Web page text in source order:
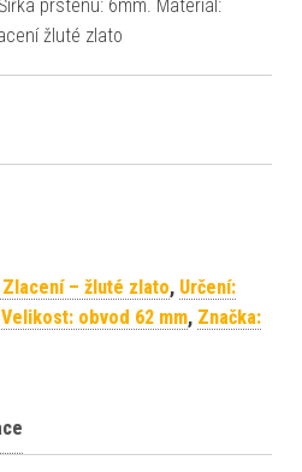
prstenu: 6mm. Materiál:
žluté zlato
– žluté zlato, Určení:
Velikost: obvod 62 mm, Značka: